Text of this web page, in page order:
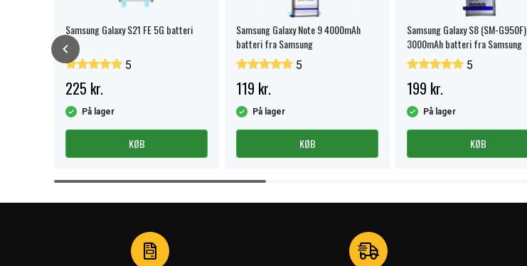
Samsung Galaxy S21 FE 5G batteri
5
225 kr.
På lager
KØB
Samsung Galaxy Note 9 4000mAh
batteri fra Samsung
5
119 kr.
På lager
KØB
Samsung Galaxy S8 (SM-G950F)
3000mAh batteri fra Samsung
5
199 kr.
På lager
KØB
Item